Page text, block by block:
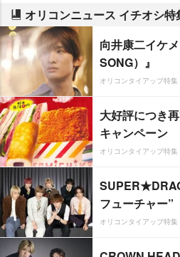
オリコンニュース イチオシ特
向井康二イケ
SONG）』
オリコンタイアップ特集
大好評につき
キャンペーン
オリコンタイアップ特集
フューチャー”
オリコンタイアップ特集